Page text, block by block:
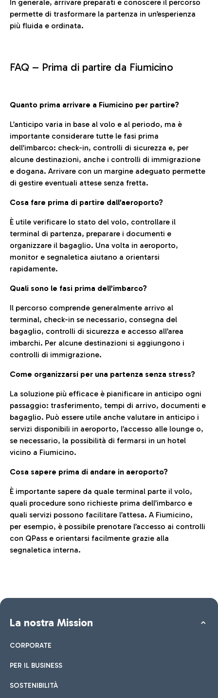
In generale, arrivare preparati e conoscere il percorso
permette di trasformare la partenza in un’esperienza
più fluida e ordinata.
FAQ – Prima di partire da Fiumicino
Quanto prima arrivare a Fiumicino per partire?
L’anticipo varia in base al volo e al periodo, ma è
importante considerare tutte le fasi prima
dell’imbarco: check-in, controlli di sicurezza e, per
alcune destinazioni, anche i controlli di immigrazione
e dogana. Arrivare con un margine adeguato permette
di gestire eventuali attese senza fretta.
Cosa fare prima di partire dall’aeroporto?
È utile verificare lo stato del volo, controllare il
terminal di partenza, preparare i documenti e
organizzare il bagaglio. Una volta in aeroporto,
monitor e segnaletica aiutano a orientarsi
rapidamente.
Quali sono le fasi prima dell’imbarco?
Il percorso comprende generalmente arrivo al
terminal, check-in se necessario, consegna del
bagaglio, controlli di sicurezza e accesso all’area
imbarchi. Per alcune destinazioni si aggiungono i
controlli di immigrazione.
Come organizzarsi per una partenza senza stress?
La soluzione più efficace è pianificare in anticipo ogni
passaggio: trasferimento, tempi di arrivo, documenti e
bagaglio. Può essere utile anche valutare in anticipo i
servizi disponibili in aeroporto, l’accesso alle lounge o,
se necessario, la possibilità di fermarsi in un hotel
vicino a Fiumicino.
Cosa sapere prima di andare in aeroporto?
È importante sapere da quale terminal parte il volo,
quali procedure sono richieste prima dell’imbarco e
quali servizi possono facilitare l’attesa. A Fiumicino,
per esempio, è possibile prenotare l’accesso ai controlli
con QPass e orientarsi facilmente grazie alla
segnaletica interna.
La nostra Mission
CORPORATE
PER IL BUSINESS
SOSTENIBILITÀ